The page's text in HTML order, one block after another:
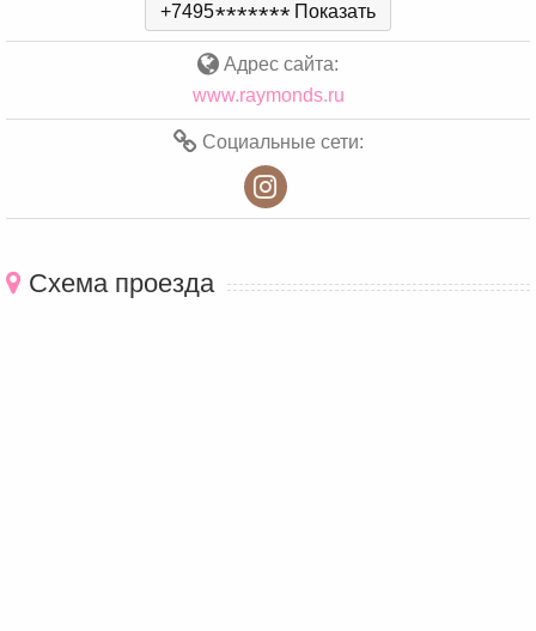
+7495******* Показать
Адрес сайта:
www.raymonds.ru
Социальные сети:
Схема проезда